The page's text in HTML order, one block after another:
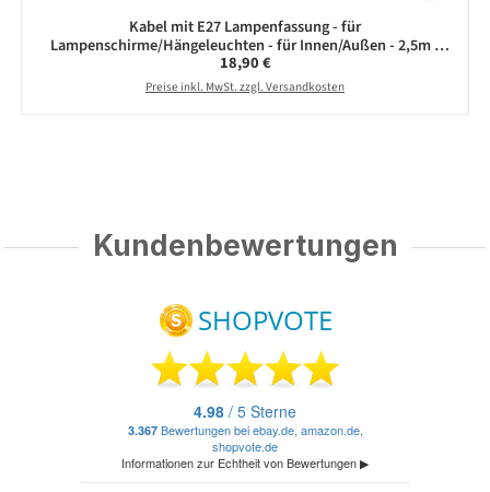
Kabel mit E27 Lampenfassung - für
Lampenschirme/Hängeleuchten - für Innen/Außen - 2,5m -
weiß
Regulärer Preis:
18,90 €
Preise inkl. MwSt. zzgl. Versandkosten
Kundenbewertungen